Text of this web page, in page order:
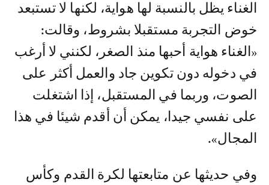
الغناء يظل بالنسبة لها هواية، لكنها لا تستبعد
خوض التجربة مستقبلا بشروط، وقالت:
«الغناء هواية أحبها منذ الصغر، لكنني لا أرغب
في دخوله دون تكوين جاد والعمل أكثر على
الصوت، وربما في المستقبل، إذا اشتغلت
على نفسي جيدا، يمكن أن أقدم شيئا في هذا
المجال».
وفي حديثها عن متابعتها لكرة القدم وكأس